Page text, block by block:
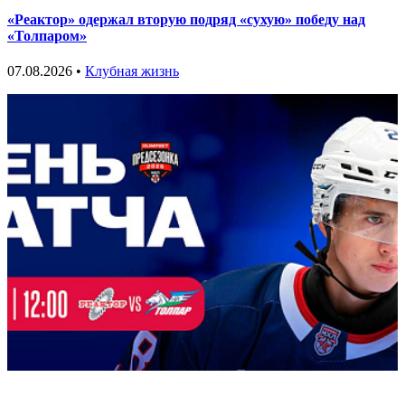
«Реактор» одержал вторую подряд «сухую» победу над
«Толпаром»
07.08.2026 • Клубная жизнь